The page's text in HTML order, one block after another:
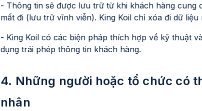
- Thông tin sẽ được lưu trữ từ khi khách hàng cung
mất đi (lưu trữ vĩnh viễn). King Koil chỉ xóa đi dữ
- King Koil có các biện pháp thích hợp về kỹ thuật
dụng trái phép thông tin khách hàng.
4. Những người hoặc tổ chức có
nhân